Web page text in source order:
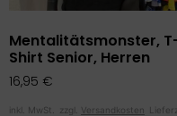
Mentalitätsmonster,
Shirt Senior, Herren
16,95 €
inkl. MwSt. zzgl. Versandkosten